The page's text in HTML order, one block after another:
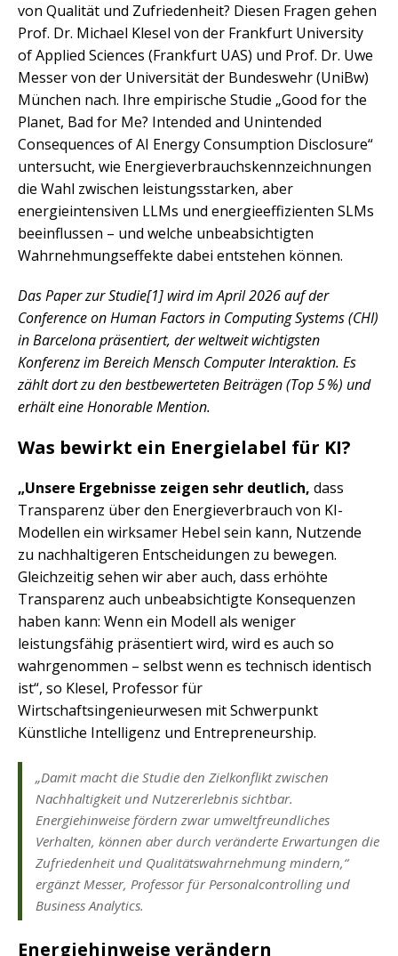
von Qualität und Zufriedenheit? Diesen Fragen gehen
Prof. Dr. Michael Klesel von der Frankfurt University
of Applied Sciences (Frankfurt UAS) und Prof. Dr. Uwe
Messer von der Universität der Bundeswehr (UniBw)
München nach. Ihre empirische Studie „Good for the
Planet, Bad for Me? Intended and Unintended
Consequences of AI Energy Consumption Disclosure“
untersucht, wie Energieverbrauchskennzeichnungen
die Wahl zwischen leistungsstarken, aber
energieintensiven LLMs und energieeffizienten SLMs
beeinflussen – und welche unbeabsichtigten
Wahrnehmungseffekte dabei entstehen können.
Das Paper zur Studie[1] wird im April 2026 auf der
Conference on Human Factors in Computing Systems (CHI)
in Barcelona präsentiert, der weltweit wichtigsten
Konferenz im Bereich Mensch Computer Interaktion. Es
zählt dort zu den bestbewerteten Beiträgen (Top 5 %) und
erhält eine Honorable Mention.
Was bewirkt ein Energielabel für KI?
„Unsere Ergebnisse zeigen sehr deutlich, dass
Transparenz über den Energieverbrauch von KI-
Modellen ein wirksamer Hebel sein kann, Nutzende
zu nachhaltigeren Entscheidungen zu bewegen.
Gleichzeitig sehen wir aber auch, dass erhöhte
Transparenz auch unbeabsichtigte Konsequenzen
haben kann: Wenn ein Modell als weniger
leistungsfähig präsentiert wird, wird es auch so
wahrgenommen – selbst wenn es technisch identisch
ist“, so Klesel, Professor für
Wirtschaftsingenieurwesen mit Schwerpunkt
Künstliche Intelligenz und Entrepreneurship.
„Damit macht die Studie den Zielkonflikt zwischen
Nachhaltigkeit und Nutzererlebnis sichtbar.
Energiehinweise fördern zwar umweltfreundliches
Verhalten, können aber durch veränderte Erwartungen die
Zufriedenheit und Qualitätswahrnehmung mindern,“
ergänzt Messer, Professor für Personalcontrolling und
Business Analytics.
Energiehinweise verändern